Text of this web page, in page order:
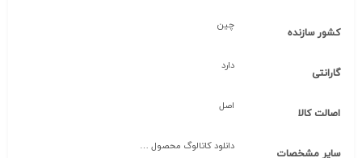
کشور سازنده
چین
گارانتی
دارد
اصالت کالا
اصل
سایر مشخصات
دانلود کاتالوگ محصول …